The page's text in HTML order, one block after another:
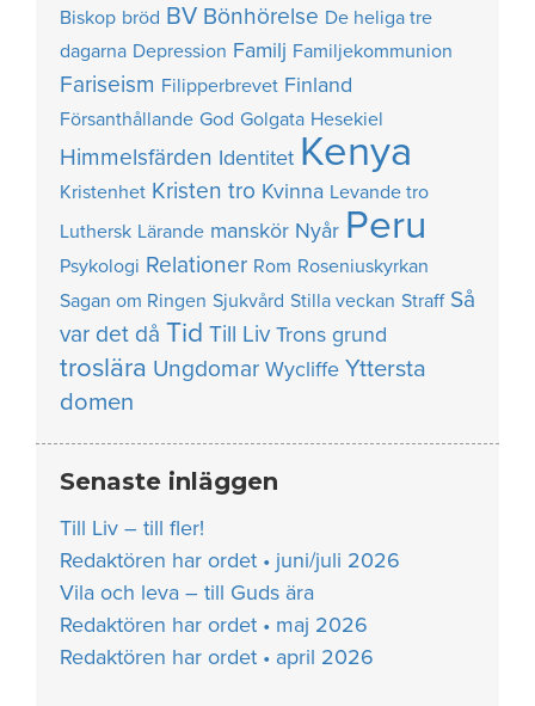
Biskop bröd BV Bönhörelse De heliga tre
dagarna Depression Familj Familjekommunion
Fariseism Filipperbrevet Finland
Försanthållande God Golgata Hesekiel
Himmelsfärden Identitet Kenya
Kristenhet Kristen tro Kvinna Levande tro
Luthersk Lärande manskör Nyår Peru
Psykologi Relationer Rom Roseniuskyrkan
Sagan om Ringen Sjukvård Stilla veckan Straff Så
var det då Tid Till Liv Trons grund
troslära Ungdomar Wycliffe Yttersta
domen
Senaste inläggen
Till Liv – till fler!
Redaktören har ordet • juni/juli 2026
Vila och leva – till Guds ära
Redaktören har ordet • maj 2026
Redaktören har ordet • april 2026